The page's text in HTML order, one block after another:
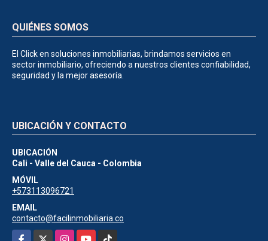
QUIÉNES SOMOS
El Click en soluciones inmobiliarias, brindamos servicios en
sector inmobiliario, ofreciendo a nuestros clientes confiabilidad,
seguridad y la mejor asesoría.
UBICACIÓN Y CONTACTO
UBICACIÓN
Cali - Valle del Cauca - Colombia
MÓVIL
+573113096721
EMAIL
contacto@facilinmobiliaria.co
Facebook
InstagramYouTubeTikTok